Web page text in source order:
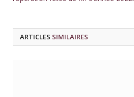
ARTICLES SIMILAIRES